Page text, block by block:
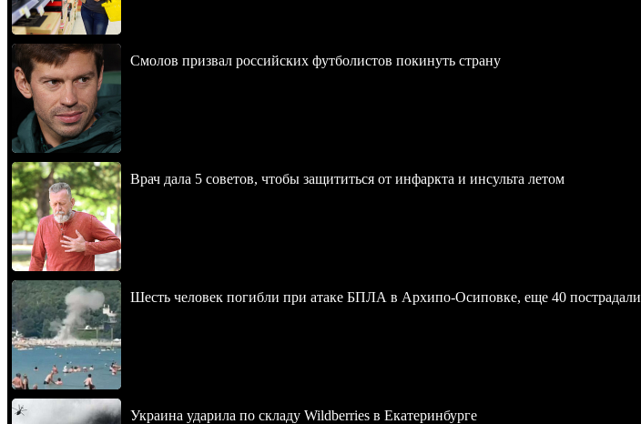
Смолов призвал российских футболистов покинуть страну
Врач дала 5 советов, чтобы защититься от инфаркта и инсульта летом
Шесть человек погибли при атаке БПЛА в Архипо-Осиповке, еще 40 пострадали
Украина ударила по складу Wildberries в Екатеринбурге